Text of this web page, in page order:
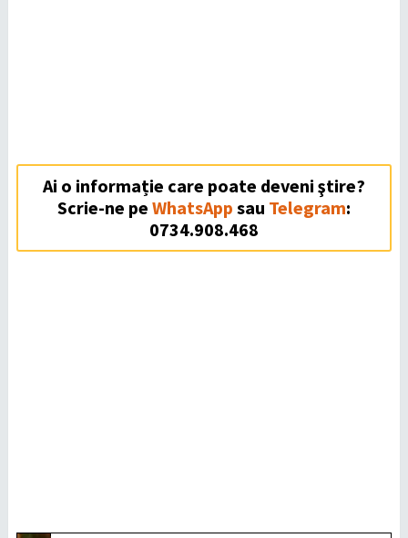
Ai o informație care poate deveni ştire?
Scrie-ne pe WhatsApp sau Telegram:
0734.908.468